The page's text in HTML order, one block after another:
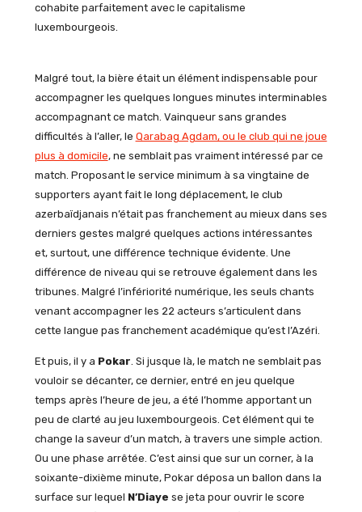
cohabite parfaitement avec le capitalisme
luxembourgeois.
Malgré tout, la bière était un élément indispensable pour
accompagner les quelques longues minutes interminables
accompagnant ce match. Vainqueur sans grandes
difficultés à l’aller, le Qarabag Agdam, ou le club qui ne joue
plus à domicile, ne semblait pas vraiment intéressé par ce
match. Proposant le service minimum à sa vingtaine de
supporters ayant fait le long déplacement, le club
azerbaïdjanais n’était pas franchement au mieux dans ses
derniers gestes malgré quelques actions intéressantes
et, surtout, une différence technique évidente. Une
différence de niveau qui se retrouve également dans les
tribunes. Malgré l’infériorité numérique, les seuls chants
venant accompagner les 22 acteurs s’articulent dans
cette langue pas franchement académique qu’est l’Azéri.
Et puis, il y a Pokar . Si jusque là, le match ne semblait pas
vouloir se décanter, ce dernier, entré en jeu quelque
temps après l’heure de jeu, a été l’homme apportant un
peu de clarté au jeu luxembourgeois. Cet élément qui te
change la saveur d’un match, à travers une simple action.
Ou une phase arrêtée. C’est ainsi que sur un corner, à la
soixante-dixième minute, Pokar déposa un ballon dans la
surface sur lequel N’Diaye se jeta pour ouvrir le score